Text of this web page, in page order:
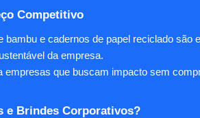
Competitivo
bambu e cadernos de papel reciclado são
da empresa.
que buscam impacto sem
e Brindes Corporativos?